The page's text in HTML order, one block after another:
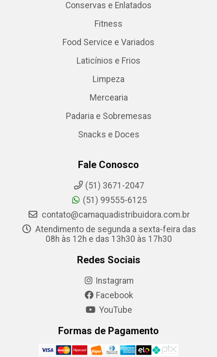
Conservas e Enlatados
Fitness
Food Service e Variados
Laticínios e Frios
Limpeza
Mercearia
Padaria e Sobremesas
Snacks e Doces
Fale Conosco
(51) 3671-2047
(51) 99555-6125
contato@camaquadistribuidora.com.br
Atendimento de segunda a sexta-feira das
08h às 12h e das 13h30 às 17h30
Redes Sociais
Instagram
Facebook
YouTube
Formas de Pagamento